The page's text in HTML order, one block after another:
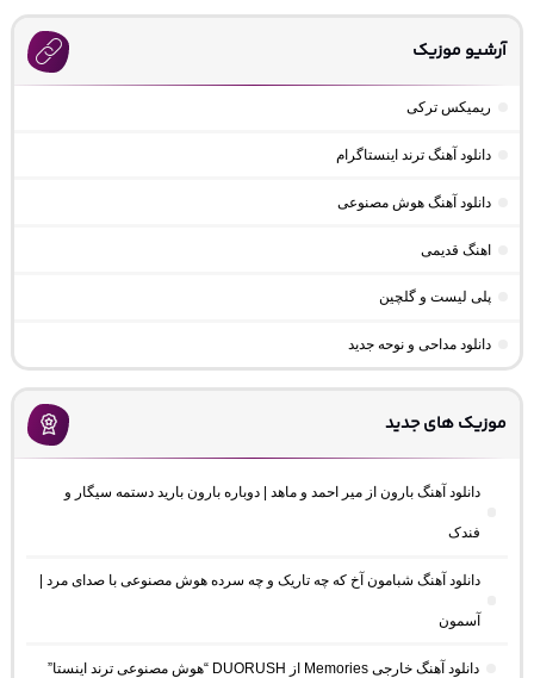
آرشیو موزیک
ریمیکس ترکی
دانلود آهنگ ترند اینستاگرام
دانلود آهنگ هوش مصنوعی
اهنگ قدیمی
پلی لیست و گلچین
دانلود مداحی و نوحه جدید
موزیک های جدید
دانلود آهنگ بارون از میر احمد و ماهد | دوباره بارون بارید دستمه سیگار و
فندک
دانلود آهنگ شبامون آخ که چه تاریک و چه سرده هوش مصنوعی با صدای مرد |
آسمون
دانلود آهنگ خارجی Memories از DUORUSH “هوش مصنوعی ترند اینستا”